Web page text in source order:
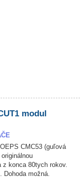
modul
CMC53 (guľová
z konca 80tych rokov.
Dohoda možná.